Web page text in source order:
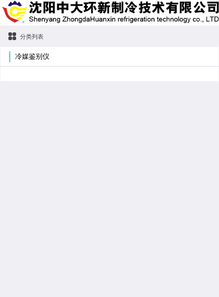
分类列表
冷媒鉴别仪